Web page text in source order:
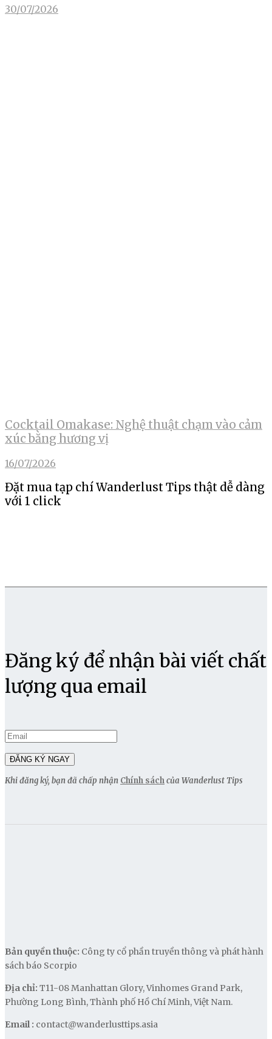
30/07/2026
Cocktail Omakase: Nghệ thuật chạm vào cảm
xúc bằng hương vị
16/07/2026
Đặt mua tạp chí Wanderlust Tips thật dễ dàng
với 1 click
Đăng ký để nhận bài viết chất
lượng qua email
Khi đăng ký, bạn đã chấp nhận Chính sáchcủa Wanderlust Tips
Bản quyền thuộc: Công ty cổ phần truyền thông và phát hành
sách báo Scorpio
Địa chỉ: T11-08 Manhattan Glory, Vinhomes Grand Park,
Phường Long Bình, Thành phố Hồ Chí Minh, Việt Nam.
Email : contact@wanderlusttips.asia